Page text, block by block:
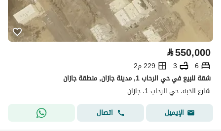
⃁550,000
6
3
229 م2
شقة للبيع في حي الرحاب 1, مدينة جازان, منطقة جازان
شارع الخبه، حي الرحاب 1، جازان
الإيميل
اتصال